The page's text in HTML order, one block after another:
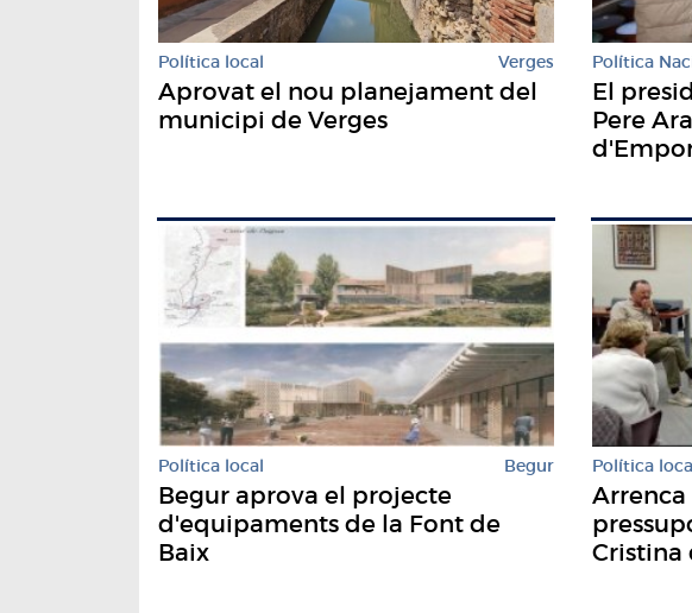
Política local Verges
Aprovat el nou planejament del
municipi de Verges
Política
El
Pere
Política local Begur
Begur aprova el projecte
d'equipaments de la Font de
Baix
Política
Arrenca
Cristina